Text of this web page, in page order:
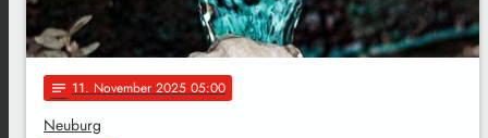
notes 11. November 2025 05:00
Neuburg